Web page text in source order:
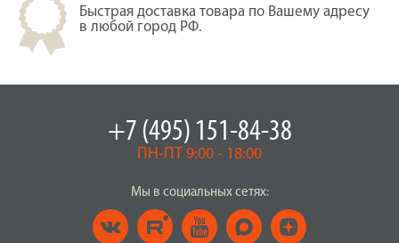
Быстрая доставка товара по Вашему адресу
в любой город РФ.
+7 (495) 151-84-38
ПН-ПТ 9:00 - 18:00
Мы в социальных сетях: